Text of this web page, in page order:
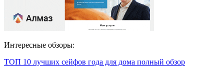
Интересные обзоры:
ТОП 10 лучших сейфов года для дома полный обзор